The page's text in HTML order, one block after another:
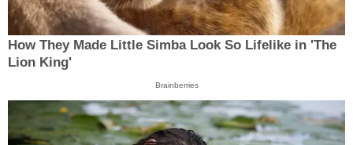
How They Made Little Simba Look So Lifelike in 'The
Lion King'
Brainberries